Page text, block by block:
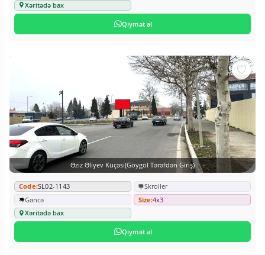
Xəritədə bax
Qiymət al
Əziz Əliyev Küçəsi(Göygöl Tərəfdən Giriş)
Code:SL02-1143
Skroller
Gəncə
Size:4x3
Xəritədə bax
Qiymət al